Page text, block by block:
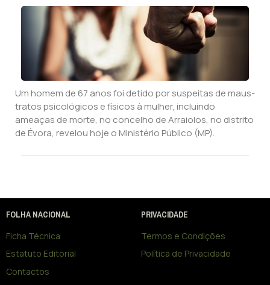
Um homem de 67 anos foi detido por suspeitas de maus-
tratos psicológicos e físicos à mulher, incluindo
ameaças de morte, no concelho de Arraiolos, no distrito
de Évora, revelou hoje o Ministério Público (MP).
FOLHA NACIONAL
Ficha Técnica
Estatuto Editorial
Contactos
PRIVACIDADE
Termos e Condições
Política de Privacidade